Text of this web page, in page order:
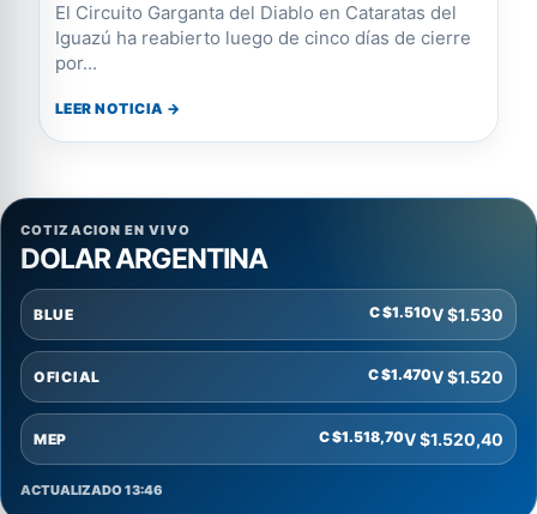
El Circuito Garganta del Diablo en Cataratas del
Iguazú ha reabierto luego de cinco días de cierre
por...
LEER NOTICIA →
COTIZACION EN VIVO
DOLAR ARGENTINA
BLUE C $1.510V $1.530
OFICIAL C $1.470V $1.520
MEP C $1.518,70V $1.520,40
ACTUALIZADO 13:46